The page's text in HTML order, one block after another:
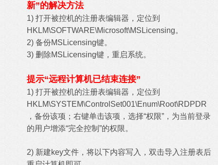
新”的解决方法
1) 打开被控机的注册表编辑器，定位到
HKLM\SOFTWARE\Microsoft\MSLicensing。
2) 备份MSLicensing键。
3) 删除MSLicensing键，重启系统。
提示“远程计算机已结束连接”
1) 打开被控机的注册表编辑器，定位到
HKLM\SYSTEM\ControlSet001\Enum\Root\RDPDR
，备份该项；右键单击该项，选择“权限”，为当前登录
的用户增添“完全控制”的权限。
2) 新建key文件，将以下内容写入，双击导入注册表后